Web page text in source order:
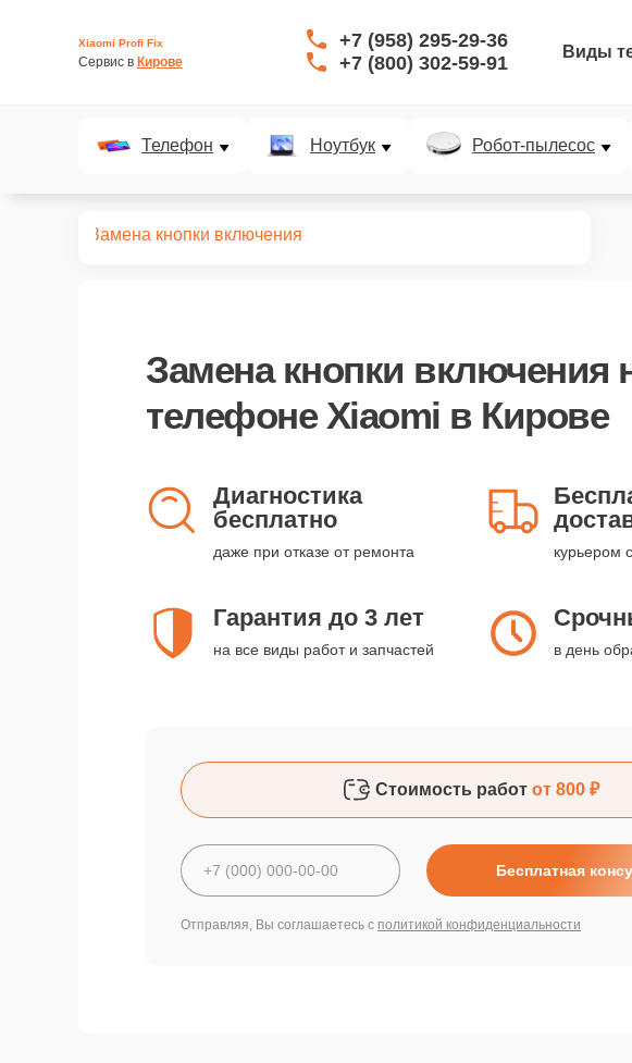
Xiaomi Profi Fix
Сервис в Кирове
+7 (958) 295-29-36
+7 (800) 302-59-91
Виды
Телефон Ноутбук Робот-пылесос
Замена кнопки включения
Замена кнопки включения
телефоне Xiaomi в Кирове
Диагностика
бесплатно
даже при отказе от ремонта курьером
Гарантия до 3 лет
на все виды работ и запчастей в день
Стоимость работ от 800 ₽
Бесплатная
Отправляя, Вы соглашаетесь с политикой конфиденциальности